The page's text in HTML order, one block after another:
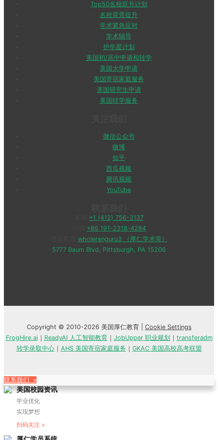
Top50名校跃升计划
名校背景提升
学术紧急应对
学术辅导
护学星计划
美国初/高中申请和转学
美国大学申请
美国寄宿家庭服务
美国研究生申请
美国转学服务
微信公众号
微博
知乎
西瓜视频
腾讯视频
YouTube
+1 (412) 756-3137
+86 191-2318-4284
wholerenguru3 （厚仁学术哥）
5777 Baum Blvd, Pittsburgh, PA 15206
Copyright © 2010-2026 美国厚仁教育 | Cookie Settings
FrogHire.ai｜ ReadyAI 人工智能教育｜ JobUpper 职业规划 ｜ transferadm
转学录取中心｜ AHS 美国寄宿家庭服务 ｜ GKAC 美国高校高考联盟
联系我们 »
美国校园资讯
学业优化
实现梦想
扫码关注 >